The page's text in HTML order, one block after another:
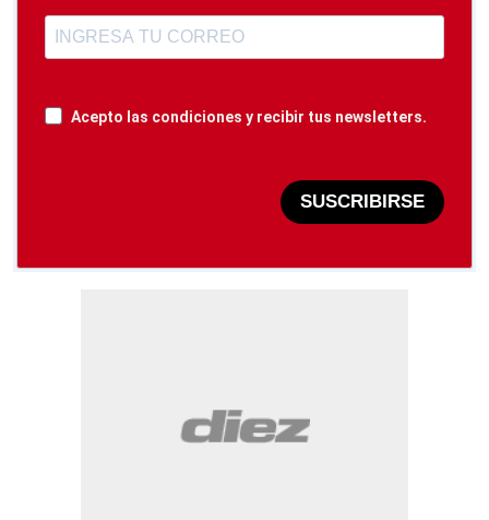
Acepto las condiciones y recibir tus newsletters.
SUSCRIBIRSE